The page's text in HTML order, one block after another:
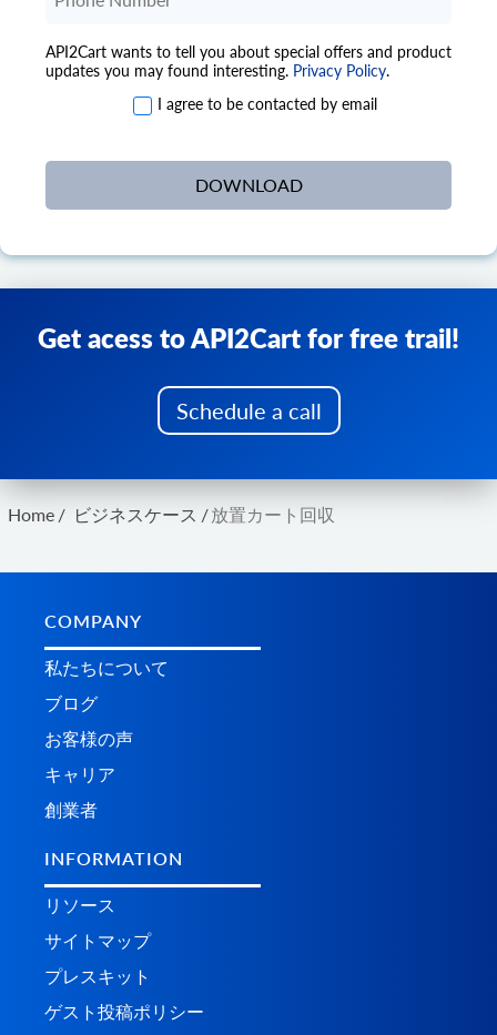
API2Cart wants to tell you about special offers and product
updates you may found interesting. Privacy Policy.
I agree to be contacted by email
Get acess to API2Cart for free trail!
Schedule a call
Home / ビジネスケース /放置カート回収
COMPANY
私たちについて
ブログ
お客様の声
キャリア
創業者
INFORMATION
リソース
サイトマップ
プレスキット
ゲスト投稿ポリシー